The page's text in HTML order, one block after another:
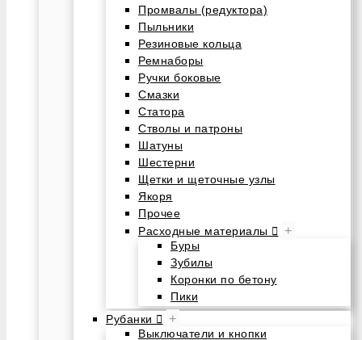
Промвалы (редуктора)
Пыльники
Резиновые кольца
Ремнаборы
Ручки боковые
Смазки
Статора
Стволы и патроны
Шатуны
Шестерни
Щетки и щеточные узлы
Якоря
Прочее
Расходные материалы
+
Буры
Зубилы
Коронки по бетону
Пики
Рубанки
+
Выключатели и кнопки